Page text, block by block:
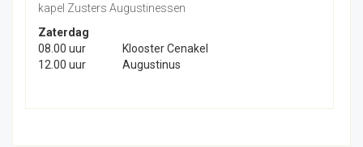
kapel Zusters Augustinessen
Zaterdag
08.00 uur
Klooster Cenakel
12.00 uur
Augustinus